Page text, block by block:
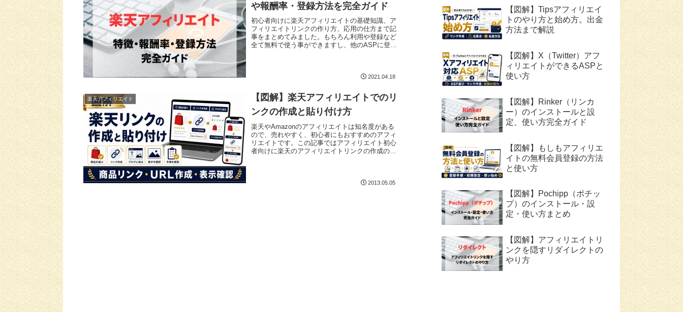
や報酬率・登録方法を完全ガイド
初心者向けに楽天アフィリエイトの基礎知識、ア
フィリエイトリンクの作り方、応用の仕方まで記
事をまとめてみました。もちろん利用や登録など
全て無料で使う事ができますし、他のASPに登録
2021.04.18
楽天アフィリエイト
【図解】楽天アフィリエイトでのリ
ンクの作成と貼り付け方
楽天やAmazonのアフィリエイトは知名度がある
ので、売れやすく、初心者にもおすすめのアフィ
リエイトです。この記事ではアフィリエイト初心
者向けに楽天のアフィリエイトリンクの作成の仕
2013.05.05
【図解】Tipsアフィリエイ
トのやり方と始め方。出金
方法まで解説
【図解】X（Twitter）アフ
ィリエイトができるASPと
使い方
【図解】Rinker（リンカ
ー）のインストールと設
定、使い方完全ガイド
【図解】もしもアフィリエ
イトの無料会員登録の方法
と使い方
【図解】Pochipp（ポチッ
プ）のインストール・設
定・使い方まとめ
【図解】アフィリエイトリ
ンクを隠すリダイレクトの
やり方